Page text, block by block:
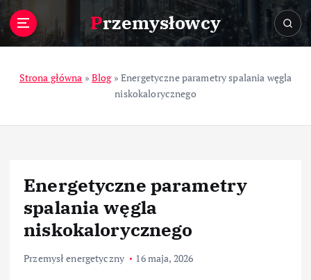
Przemysłowcy
Strona główna »Blog»Energetyczne parametry spalania węgla
niskokalorycznego
Energetyczne parametry
spalania węgla
niskokalorycznego
Przemysł energetyczny 16 maja, 2026